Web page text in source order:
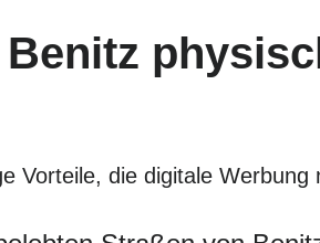
Vorteile, die digitale Werbung